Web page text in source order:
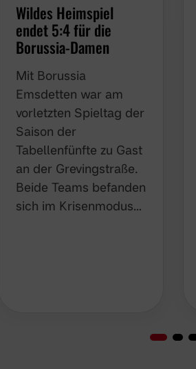
Wildes Heimspiel
endet 5:4 für die
Borussia-Damen
Mit Borussia
Emsdetten war am
vorletzten Spieltag der
Saison der
Tabellenfünfte zu Gast
an der Grevingstraße.
Beide Teams befanden
sich im Krisenmodus…